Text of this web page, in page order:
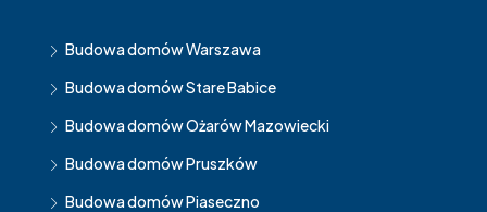
Budowa domów Warszawa
Budowa domów Stare Babice
Budowa domów Ożarów Mazowiecki
Budowa domów Pruszków
Budowa domów Piaseczno